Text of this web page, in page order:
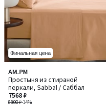
Финальная цена
AM.PM
Простыня из стираной
перкали, Sabbal / Саббал
8800 ₽-14%
7568 ₽
5
/
5